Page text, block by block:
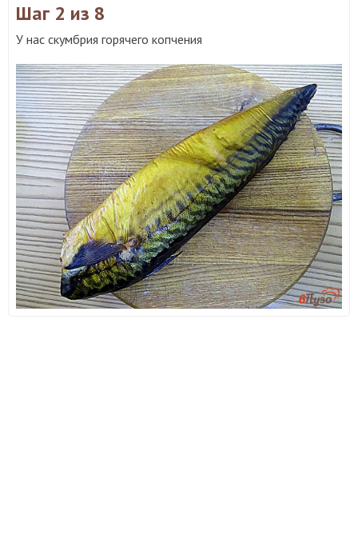
Шаг 2 из 8
У нас скумбрия горячего копчения